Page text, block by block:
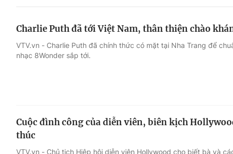
Thế giới đó đây
Charlie Puth đã tới Việt Nam, thân thiện chào
VTV.vn - Charlie Puth đã chính thức có mặt tại Nha Trang để
nhạc 8Wonder sắp tới.
Cuộc đình công của diễn viên, biên kịch
thúc
VTV.vn - Chủ tịch Hiệp hội diễn viên Hollywood cho biết bà và